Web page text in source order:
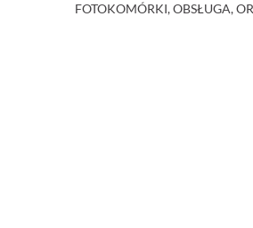
FOTOKOMÓRKI, OBSŁUGA,